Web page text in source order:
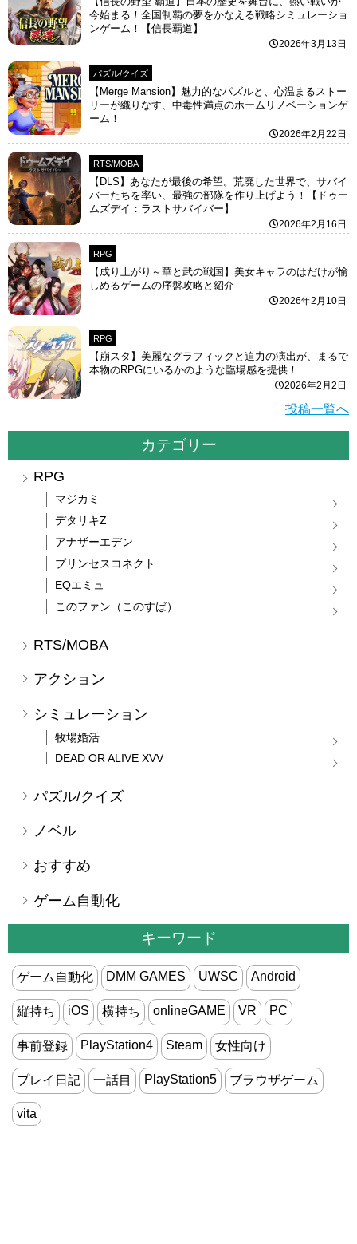
今始まる！全国制覇の夢をかなえる戦略シミュレーショ
ンゲーム！【信長覇道】
2026年3月13日
パズル/クイズ
【Merge Mansion】魅力的なパズルと、心温まるストー
リーが織りなす、中毒性満点のホームリノベーションゲ
ーム！
2026年2月22日
RTS/MOBA
【DLS】あなたが最後の希望。荒廃した世界で、サバイ
バーたちを率い、最強の部隊を作り上げよう！【ドゥー
ムズデイ：ラストサバイバー】
2026年2月16日
RPG
【成り上がり～華と武の戦国】美女キャラのはだけが愉
しめるゲームの序盤攻略と紹介
2026年2月10日
RPG
【崩スタ】美麗なグラフィックと迫力の演出が、まるで
本物のRPGにいるかのような臨場感を提供！
2026年2月2日
投稿一覧へ
カテゴリー
RPG
マジカミ
デタリキZ
アナザーエデン
プリンセスコネクト
EQエミュ
このファン（このすば）
RTS/MOBA
アクション
シミュレーション
牧場婚活
DEAD OR ALIVE XVV
パズル/クイズ
ノベル
おすすめ
ゲーム自動化
キーワード
ゲーム自動化 DMM GAMES UWSC Android
縦持ち iOS 横持ち onlineGAME VR PC
事前登録 PlayStation4 Steam 女性向け
プレイ日記 一話目 PlayStation5 ブラウザゲーム
vita